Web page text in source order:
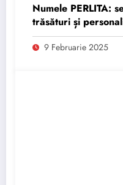
Numele PERLITA:
trăsături și
9 Februarie 2025